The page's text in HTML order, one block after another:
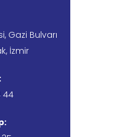
Gazi Bulvarı
İzmir
44